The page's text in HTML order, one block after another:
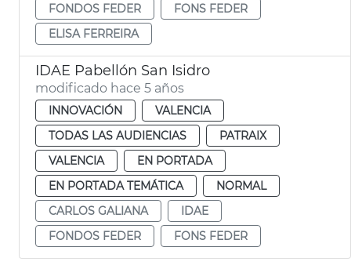
FONDOS FEDER
FONS FEDER
ELISA FERREIRA
IDAE Pabellón San Isidro
modificado hace 5 años
INNOVACIÓN
VALENCIA
TODAS LAS AUDIENCIAS
PATRAIX
VALENCIA
EN PORTADA
EN PORTADA TEMÁTICA
NORMAL
CARLOS GALIANA
IDAE
FONDOS FEDER
FONS FEDER